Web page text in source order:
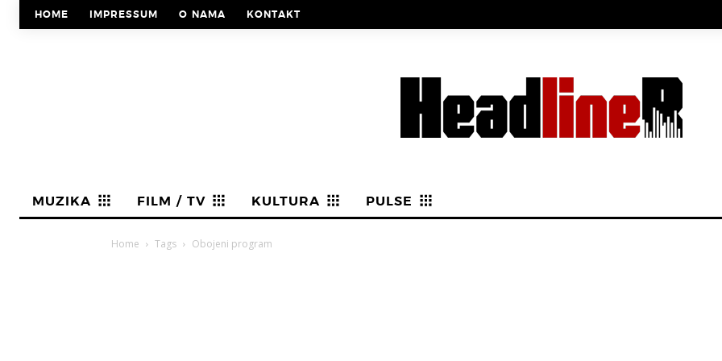
HOME IMPRESSUM O NAMA KONTAKT
MUZIKA FILM / TV KULTURA PULSE
Home Tags Obojeni program